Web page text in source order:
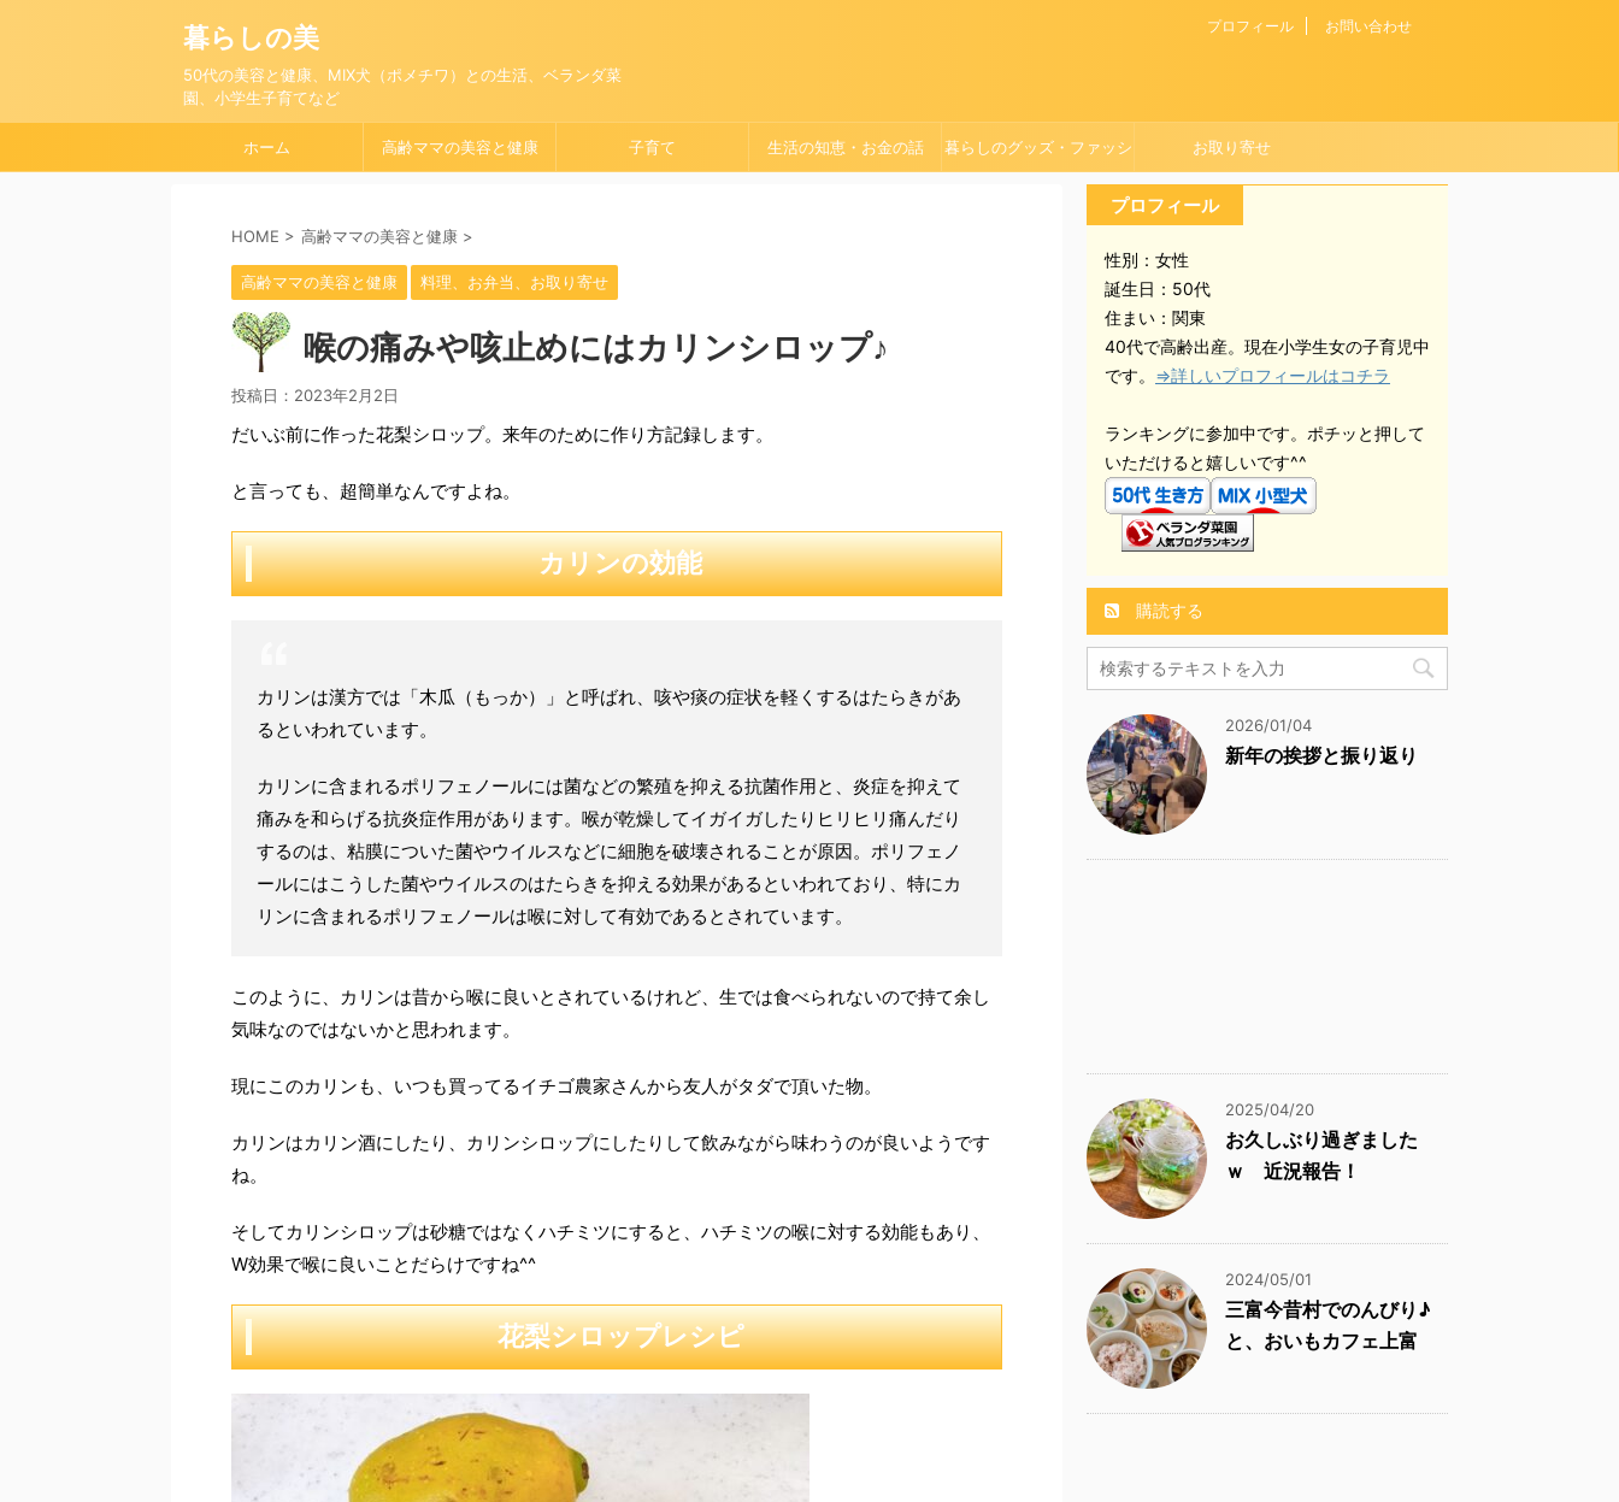
暮らしの美
50代の美容と健康、MIX犬（ポメチワ）との生活、ベランダ菜
園、小学生子育てなど
プロフィール お問い合わせ
ホーム 高齢ママの美容と健康 子育て 生活の知恵・お金の話 暮らしのグッズ・ファッシ お取り寄せ
HOME > 高齢ママの美容と健康 >
高齢ママの美容と健康 料理、お弁当、お取り寄せ
喉の痛みや咳止めにはカリンシロップ♪
投稿日： 2023年2月2日
だいぶ前に作った花梨シロップ。来年のために作り方記録します。
と言っても、超簡単なんですよね。
カリンの効能
カリンは漢方では「木瓜（もっか）」と呼ばれ、咳や痰の症状を軽くするはたらきがあ
るといわれています。
カリンに含まれるポリフェノールには菌などの繁殖を抑える抗菌作用と、炎症を抑えて
痛みを和らげる抗炎症作用があります。喉が乾燥してイガイガしたりヒリヒリ痛んだり
するのは、粘膜についた菌やウイルスなどに細胞を破壊されることが原因。ポリフェノ
ールにはこうした菌やウイルスのはたらきを抑える効果があるといわれており、特にカ
リンに含まれるポリフェノールは喉に対して有効であるとされています。
このように、カリンは昔から喉に良いとされているけれど、生では食べられないので持て余し
気味なのではないかと思われます。
現にこのカリンも、いつも買ってるイチゴ農家さんから友人がタダで頂いた物。
カリンはカリン酒にしたり、カリンシロップにしたりして飲みながら味わうのが良いようです
ね。
そしてカリンシロップは砂糖ではなくハチミツにすると、ハチミツの喉に対する効能もあり、
W効果で喉に良いことだらけですね^^
花梨シロップレシピ
プロフィール
性別：女性
誕生日：50代
住まい：関東
40代で高齢出産。現在小学生女の子育児中
です。 ⇒詳しいプロフィールはコチラ
ランキングに参加中です。ポチッと押して
いただけると嬉しいです^^
購読する
2026/01/04
新年の挨拶と振り返り
2025/04/20
お久しぶり過ぎました
ｗ 近況報告！
2024/05/01
三富今昔村でのんびり♪
と、おいもカフェ上富